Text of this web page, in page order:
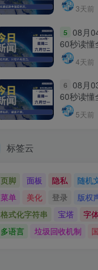
3天前
5 08月
60秒读懂
4天前
6 08月
60秒读懂
5天前
标签云
页脚 面板 隐私 随机
菜单
美化 登录 版权
格式化字符串
宝塔 字
多语言
垃圾回收机制